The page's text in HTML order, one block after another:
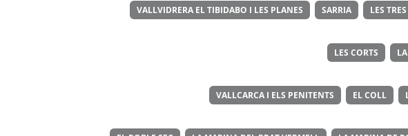
VALLVIDRERA EL TIBIDABO I LES PLANES SARRIA LES
LES CORTS
VALLCARCA I ELS PENITENTS EL COLL